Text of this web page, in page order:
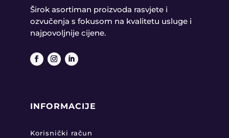
Širok asortiman proizvoda rasvjete i
ozvučenja s fokusom na kvalitetu usluge i
najpovoljnije cijene.
INFORMACIJE
Korisnički račun